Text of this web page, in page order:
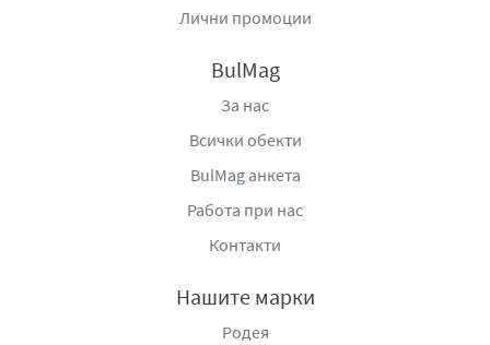
Лични промоции
BulMag
За нас
Всички обекти
BulMag анкета
Работа при нас
Контакти
Нашите марки
Родея